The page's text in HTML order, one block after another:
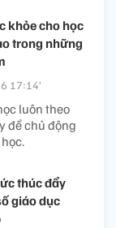
khỏe cho học
trong những
17:14’
luôn theo
để chủ động
thúc đẩy
giáo dục